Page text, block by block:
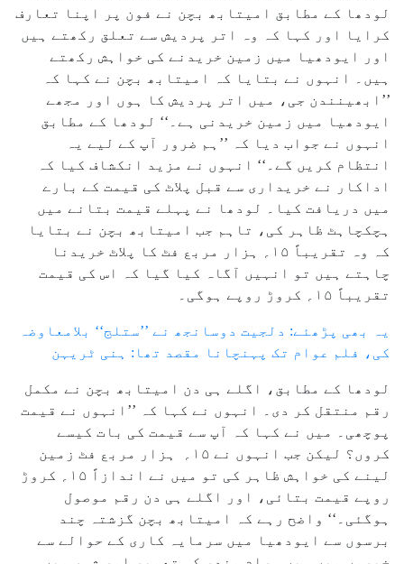
لودھا کے مطابق امیتابھ بچن نے فون پر اپنا تعارف
کرایا اور کہا کہ وہ اتر پردیش سے تعلق رکھتے ہیں
اور ایودھیا میں زمین خریدنے کی خواہش رکھتے
ہیں۔ انہوں نے بتایا کہ امیتابھ بچن نے کہا کہ
’’ابھینندن جی، میں اتر پردیش کا ہوں اور مجھے
ایودھیا میں زمین خریدنی ہے۔‘‘ لودھا کے مطابق
انہوں نے جواب دیا کہ ’’ہم ضرور آپ کے لیے یہ
انتظام کریں گے۔‘‘ انہوں نے مزید انکشاف کیا کہ
اداکار نے خریداری سے قبل پلاٹ کی قیمت کے بارے
میں دریافت کیا۔ لودھا نے پہلے قیمت بتانے میں
ہچکچاہٹ ظاہر کی، تاہم جب امیتابھ بچن نے بتایا
کہ وہ تقریباً ۱۵؍ ہزار مربع فٹ کا پلاٹ خریدنا
چاہتے ہیں تو انہیں آگاہ کیا گیا کہ اس کی قیمت
تقریباً ۱۵؍ کروڑ روپے ہوگی۔
یہ بھی پڑھئے: دلجیت دوسانجھ نے ’’ستلج‘‘ بلامعاوضہ
کی، فلم عوام تک پہنچانا مقصد تھا: ہنی ٹریہن
لودھا کے مطابق، اگلے ہی دن امیتابھ بچن نے مکمل
رقم منتقل کر دی۔ انہوں نے کہا کہ ’’انہوں نے قیمت
پوچھی۔ میں نے کہا کہ آپ سے قیمت کی بات کیسے
کروں؟ لیکن جب انہوں نے ۱۵؍ ہزار مربع فٹ زمین
لینے کی خواہش ظاہر کی تو میں نے اندازاً ۱۵؍ کروڑ
روپے قیمت بتائی، اور اگلے ہی دن رقم موصول
ہوگئی۔‘‘ واضح رہے کہ امیتابھ بچن گزشتہ چند
برسوں سے ایودھیا میں سرمایہ کاری کے حوالے سے